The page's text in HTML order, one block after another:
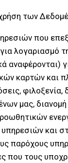
χρήση των
που
λογαριασμό
αναφέρονται)
καρτών και
φιλοξενία,
μας, διανομή
και
παρόχους
που τους